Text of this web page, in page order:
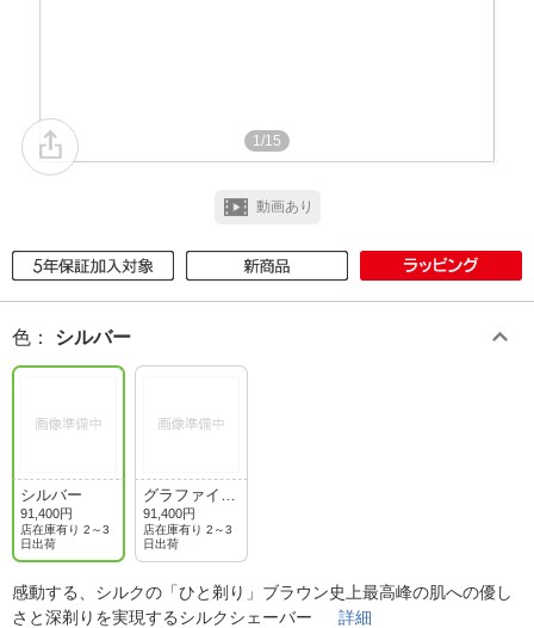
1/15
動画あり
色 ： シルバー
シルバー
91,400円
店在庫有り 2～3
日出荷
グラファイト
ダスク
91,400円
店在庫有り 2～3
日出荷
感動する、シルクの「ひと剃り」ブラウン史上最高峰の肌への優し
さと深剃りを実現するシルクシェーバー 詳細